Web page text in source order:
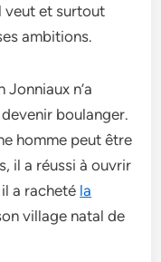
veut et surtout
ambitions.
n’a
boulanger.
homme peut être
il a réussi à ouvrir
a racheté la
village natal de